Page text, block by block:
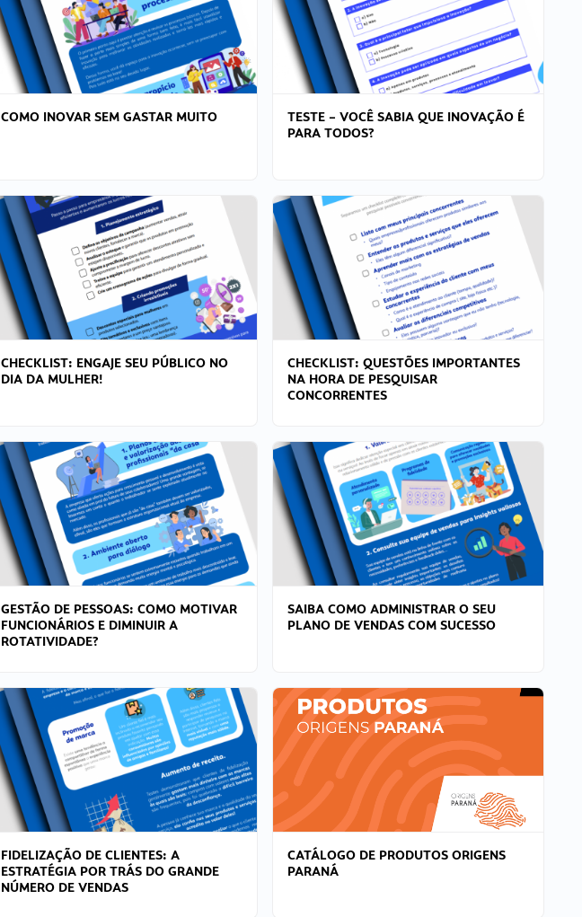
COMO INOVAR SEM GASTAR MUITO
TESTE – VOCÊ SABIA QUE INOVAÇÃO É
PARA TODOS?
CHECKLIST: ENGAJE SEU PÚBLICO NO
DIA DA MULHER!
CHECKLIST: QUESTÕES IMPORTANTES
NA HORA DE PESQUISAR
CONCORRENTES
GESTÃO DE PESSOAS: COMO MOTIVAR
FUNCIONÁRIOS E DIMINUIR A
ROTATIVIDADE?
SAIBA COMO ADMINISTRAR O SEU
PLANO DE VENDAS COM SUCESSO
FIDELIZAÇÃO DE CLIENTES: A
ESTRATÉGIA POR TRÁS DO GRANDE
NÚMERO DE VENDAS
CATÁLOGO DE PRODUTOS ORIGENS
PARANÁ